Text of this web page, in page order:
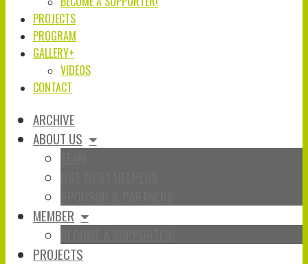
PROJECTS
PROGRAM
GALLERY+
VIDEOS
CONTACT
ARCHIVE
ABOUT US
MEMBER
PROJECTS